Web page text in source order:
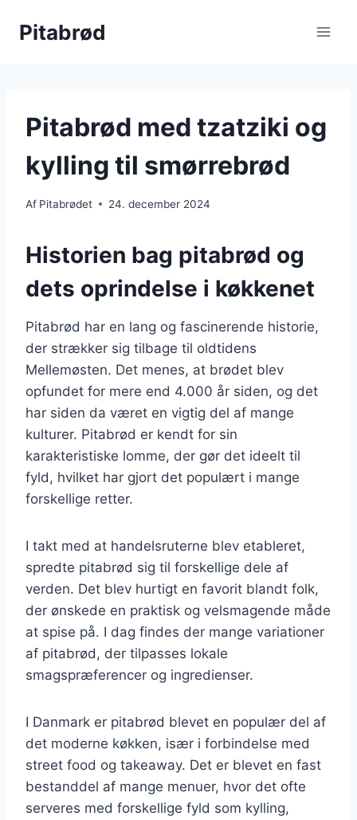
Pitabrød
Pitabrød med tzatziki og
kylling til smørrebrød
Af Pitabrødet 24. december 2024
Historien bag pitabrød og
dets oprindelse i køkkenet
Pitabrød har en lang og fascinerende historie,
der strækker sig tilbage til oldtidens
Mellemøsten. Det menes, at brødet blev
opfundet for mere end 4.000 år siden, og det
har siden da været en vigtig del af mange
kulturer. Pitabrød er kendt for sin
karakteristiske lomme, der gør det ideelt til
fyld, hvilket har gjort det populært i mange
forskellige retter.
I takt med at handelsruterne blev etableret,
spredte pitabrød sig til forskellige dele af
verden. Det blev hurtigt en favorit blandt folk,
der ønskede en praktisk og velsmagende måde
at spise på. I dag findes der mange variationer
af pitabrød, der tilpasses lokale
smagspræferencer og ingredienser.
I Danmark er pitabrød blevet en populær del af
det moderne køkken, især i forbindelse med
street food og takeaway. Det er blevet en fast
bestanddel af mange menuer, hvor det ofte
serveres med forskellige fyld som kylling,